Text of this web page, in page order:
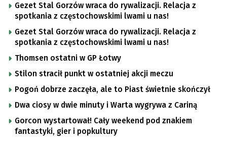
Gezet Stal Gorzów wraca do rywalizacji. Relacja z
spotkania z częstochowskimi lwami u nas!
Gezet Stal Gorzów wraca do rywalizacji. Relacja z
spotkania z częstochowskimi lwami u nas!
Thomsen ostatni w GP Łotwy
Stilon stracił punkt w ostatniej akcji meczu
Pogoń dobrze zaczęła, ale to Piast świetnie skończył
Dwa ciosy w dwie minuty i Warta wygrywa z Cariną
Gorcon wystartował! Cały weekend pod znakiem
fantastyki, gier i popkultury